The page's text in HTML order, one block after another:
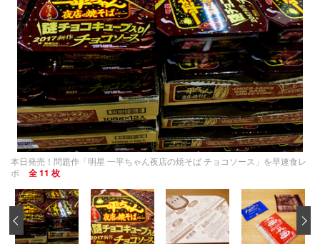
本日発売！問題作「明星 一平ちゃん夜店の焼そば チョコソース」を早速食レ
ポ
全 11 枚
‹